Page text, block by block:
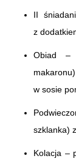
II
z
Obiad –
w sosie
szklanka)
Kolacja –